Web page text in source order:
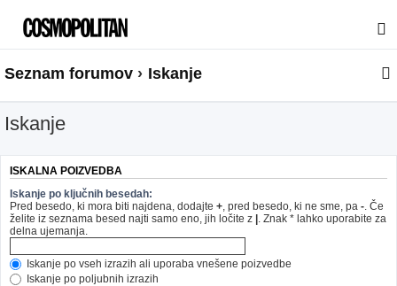
Seznam forumov Iskanje
Iskanje
ISKALNA POIZVEDBA
Iskanje po ključnih besedah:
Pred besedo, ki mora biti najdena, dodajte + , pred besedo, ki ne sme, pa - . Če
želite iz seznama besed najti samo eno, jih ločite z | . Znak * lahko uporabite za
delna ujemanja.
Iskanje po vseh izrazih ali uporaba vnešene poizvedbe
Iskanje po poljubnih izrazih